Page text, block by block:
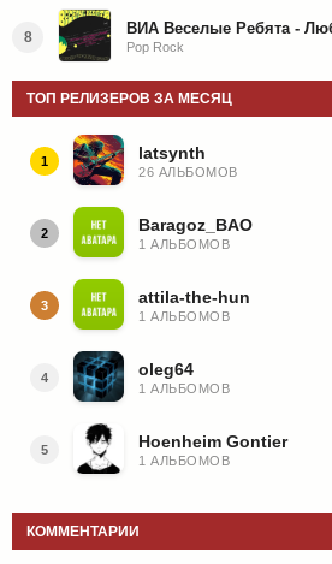
8
Pop Rock
ТОП РЕЛИЗЕРОВ ЗА МЕСЯЦ
1 latsynth
26 АЛЬБОМОВ
2 Baragoz_BAO
1 АЛЬБОМОВ
3 attila-the-hun
1 АЛЬБОМОВ
4 oleg64
1 АЛЬБОМОВ
5 Hoenheim Gontier
1 АЛЬБОМОВ
КОММЕНТАРИИ